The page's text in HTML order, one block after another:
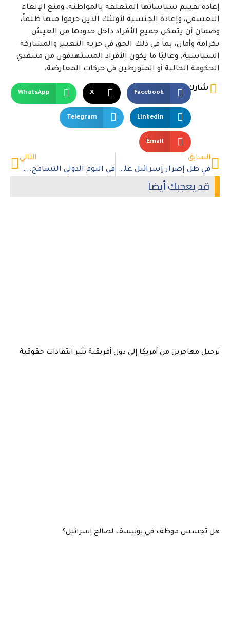
إعادة تقييم سياساتها المتعلقة بالمواطنة، ومنع الإلغاء
التعسفي، وإعادة الجنسية لأولئك الذين حرموا منها ظلماً،
وضمان أن يتمكن جميع الأفراد داخل حدودها من العيش
بكرامة وأمان، بما في ذلك الحق في حرية التعبير والمشاركة
السياسية. وغالبًا ما يكون الأفراد المستهدفون من منتقدي
الحكومة الحالية أو المتورطين في حركات المعارضة.
شارك
Facebook
X
WhatsApp
LinkedIn
Telegram
Email
السابق
في ظل إصرار إسرائيل على استخدام التجويع كسلاح.. الأورومتوسطي يطالب بإعلان المجاعة رسميًّا في شمال غزة
التالي
في اليوم الدولي التسامح.. معتقلو الإمارات ضحية دولة “التسامح” الإماراتية
قد يعجبك أيضاً
ترحيل مهاجرين من أمريكا إلى دول أفريقية يثير انتقادات حقوقية
هل تجسس موظف في يونيسف لصالح إسرائيل؟